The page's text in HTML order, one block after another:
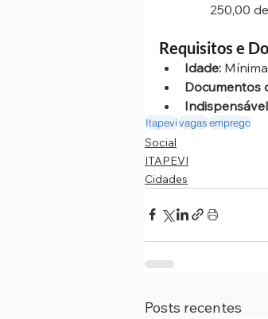
250,00
Requisitos e
Idade:
Documentos
Itapevivagasemprego
Social
ITAPEVI
Cidades
Posts recentes